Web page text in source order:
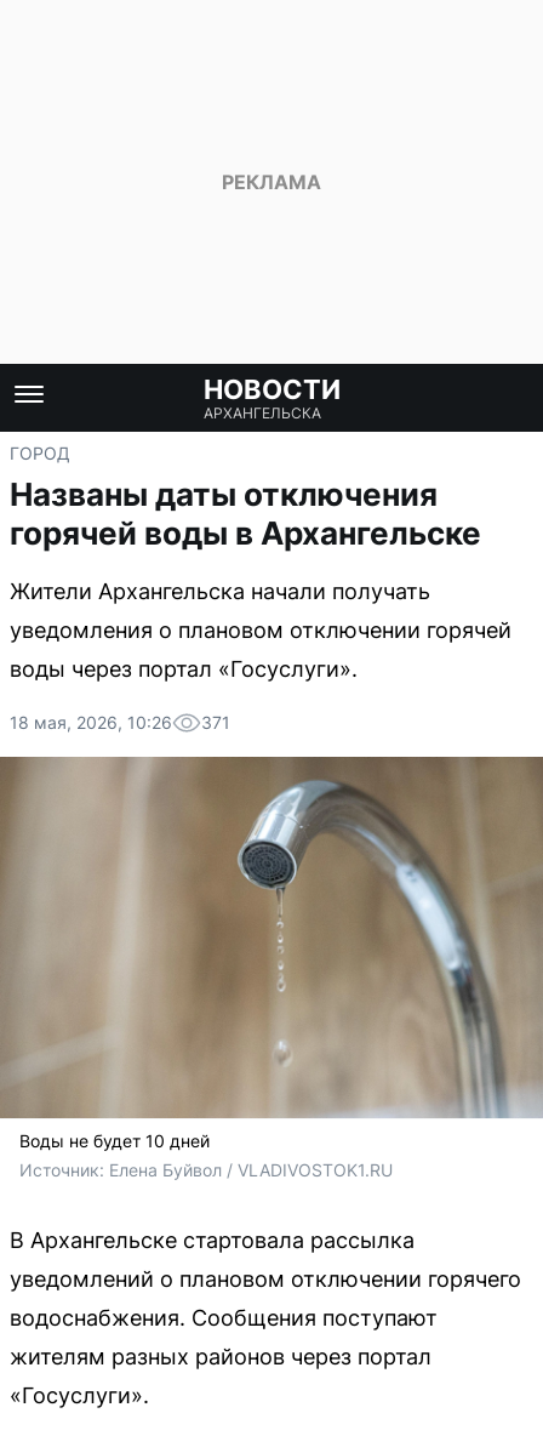
НОВОСТИ
АРХАНГЕЛЬСКА
ГОРОД
Названы даты отключения
горячей воды в Архангельске
Жители Архангельска начали получать
уведомления о плановом отключении горячей
воды через портал «Госуслуги».
18 мая, 2026, 10:26 371
Воды не будет 10 дней
Источник: Елена Буйвол / VLADIVOSTOK1.RU
В Архангельске стартовала рассылка
уведомлений о плановом отключении горячего
водоснабжения. Сообщения поступают
жителям разных районов через портал
«Госуслуги».